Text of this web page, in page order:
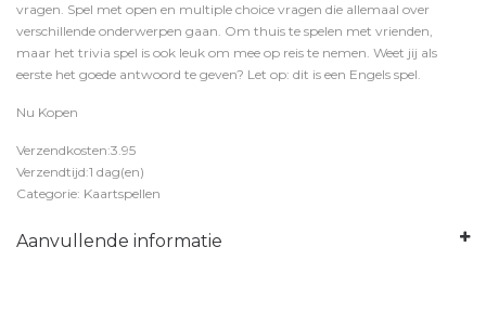
vragen. Spel met open en multiple choice vragen die allemaal over
verschillende onderwerpen gaan. Om thuis te spelen met vrienden,
maar het trivia spel is ook leuk om mee op reis te nemen. Weet jij als
eerste het goede antwoord te geven? Let op: dit is een Engels spel.
Nu Kopen
Verzendkosten:3.95
Verzendtijd:1 dag(en)
Categorie: Kaartspellen
Aanvullende informatie